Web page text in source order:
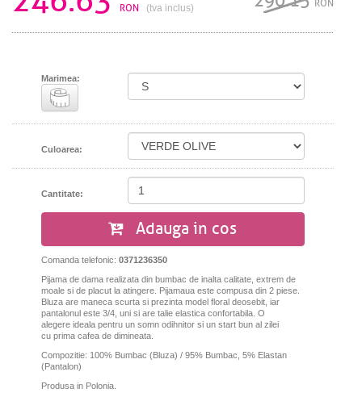
RON (tva inclus) RON
Marimea:
Culoarea:
Cantitate:
Adauga in cos
Comanda telefonic: 0371236350
Pijama de dama realizata din bumbac de inalta calitate, extrem de
moale si de placut la atingere. Pijamaua este compusa din 2 piese.
Bluza are maneca scurta si prezinta model floral deosebit, iar
pantalonul este 3/4, uni si are talie elastica confortabila. O
alegere ideala pentru un somn odihnitor si un start bun al zilei
cu prima cafea de dimineata.
Compozitie: 100% Bumbac (Bluza) / 95% Bumbac, 5% Elastan
(Pantalon)
Produsa in Polonia.